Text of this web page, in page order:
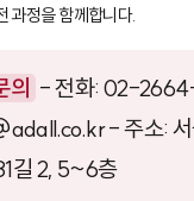
과정을 함께합니다.
의 - 전화: 02-
- 주소: 서
길 2, 5~6층